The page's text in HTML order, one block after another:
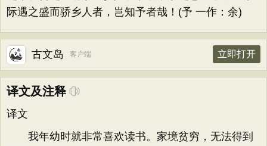
际遇之盛而骄乡人者，岂知予者哉！(予 一作：余)
古文岛 客户端 立即打开
译文及注释
译文
我年幼时就非常喜欢读书。家境贫穷，无法得到